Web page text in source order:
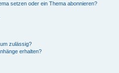
setzen oder ein Thema abonnieren?
zulässig?
erhalten?